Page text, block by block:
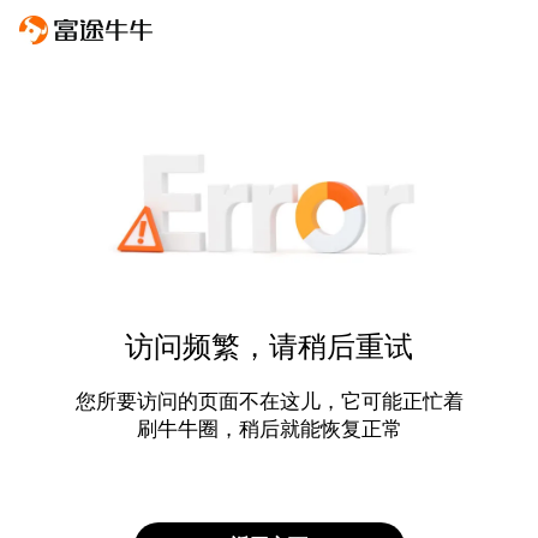
访问频繁，请稍后重试
您所要访问的页面不在这儿，它可能正忙着
刷牛牛圈，稍后就能恢复正常